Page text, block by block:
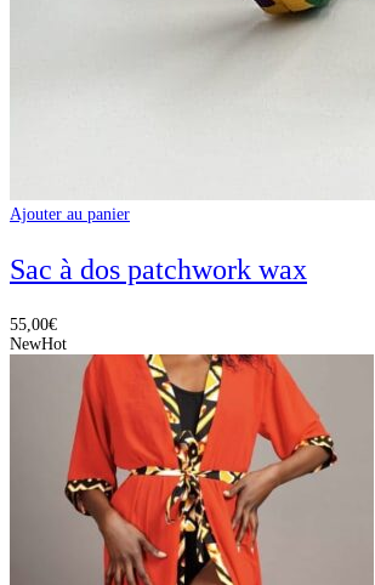
Ajouter au panier
Sac à dos patchwork wax
55,00€
NewHot